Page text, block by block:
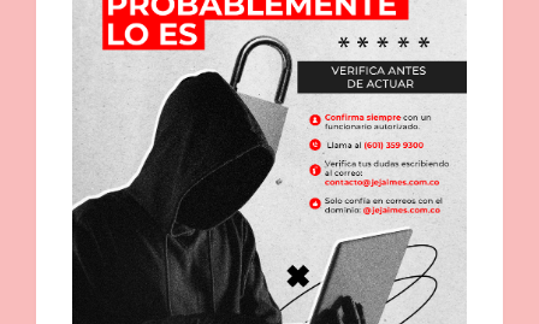
Cápsula de historia
Comparte esto:
Imprimir WhatsApp